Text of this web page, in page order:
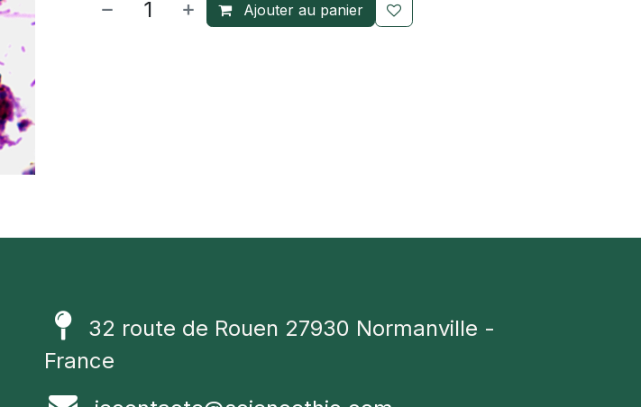
Ajouter au panier
32 route de Rouen 27930 Normanville -
France